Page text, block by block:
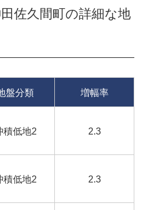
佐久間町の詳細な地
盤分類 増幅率
積低地2 2.3
積低地2 2.3